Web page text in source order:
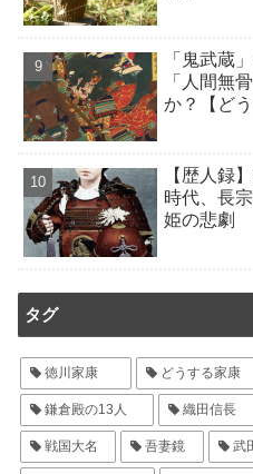
「鬼武蔵
「人間無
か？【ど
【歴人録
時代、長
姫の悲劇
タグ
徳川家康 どうする家康
鎌倉殿の13人 織田信長
戦国大名 吾妻鏡 武